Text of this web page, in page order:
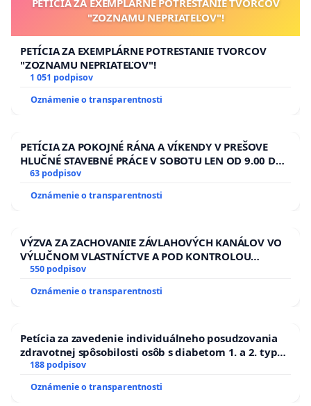
"ZOZNAMU NEPRIATEĽOV"!
PETÍCIA ZA EXEMPLÁRNE POTRESTANIE TVORCOV
"ZOZNAMU NEPRIATEĽOV"!
1 051 podpisov
Oznámenie o transparentnosti
PETÍCIA ZA POKOJNÉ RÁNA A VÍKENDY V PREŠOVE
HLUČNÉ STAVEBNÉ PRÁCE V SOBOTU LEN OD 9.00 DO
13.00 HOD., CEZ PRACOVNÝ TÝŽDEŇ CIEĽ 8.00 – 18.00
ĎUMBIERSKEJ/MAGU
63 podpisov
Oznámenie o transparentnosti
VÝZVA ZA ZACHOVANIE ZÁVLAHOVÝCH KANÁLOV VO
VÝLUČNOM VLASTNÍCTVE A POD KONTROLOU
SLOVENSKEJ REPUBLIKY & žiadosť na riešenie
kanálov na Slovensku
550 podpisov
Oznámenie o transparentnosti
Petícia za zavedenie individuálneho posudzovania
zdravotnej spôsobilosti osôb s diabetom 1. a 2. typu
pri prijímaní do Policajného zboru SR
188 podpisov
Oznámenie o transparentnosti